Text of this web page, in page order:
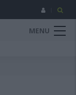
MENU